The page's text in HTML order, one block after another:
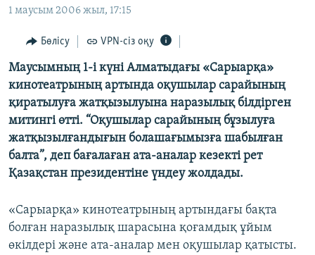
Skip
Search
ӘЛЕУМЕТ
ӘЛЕМ
АРНАЙЫ ЖОБАЛАР
Русский
ЖАЗЫЛЫҢЫЗ
Басқа тілдерде
1 маусым 2006 жыл, 17:15
Бөлісу VPN-сіз оқу
Маусымның 1-і күні Алматыдағы «Сарыарқа»
кинотеатрының артында оқушылар сарайының
қиратылуға жатқызылуына наразылық білдірген
митингі өтті. “Оқушылар сарайының бұзылуға
жатқызылғандығын болашағымызға шабылған
балта”, деп бағалаған ата-аналар кезекті рет
Қазақстан президентіне үндеу жолдады.
«Сарыарқа» кинотеатрының артындағы бақта
болған наразылық шарасына қоғамдық ұйым
өкілдері және ата-аналар мен оқушылар қатысты.